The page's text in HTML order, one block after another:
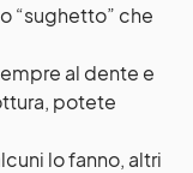
“sughetto” che
al dente e
potete
lo fanno, altri